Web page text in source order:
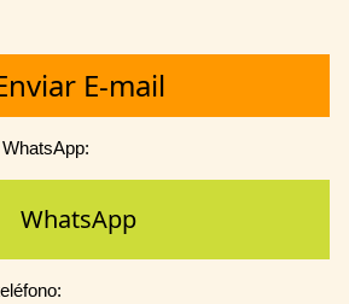
E-mail
WhatsApp